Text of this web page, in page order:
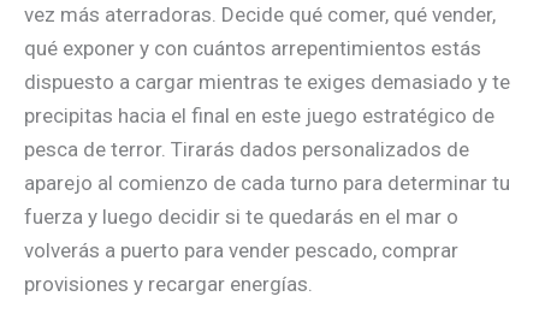
vez más aterradoras. Decide qué comer, qué vender,
qué exponer y con cuántos arrepentimientos estás
dispuesto a cargar mientras te exiges demasiado y te
precipitas hacia el final en este juego estratégico de
pesca de terror. Tirarás dados personalizados de
aparejo al comienzo de cada turno para determinar tu
fuerza y luego decidir si te quedarás en el mar o
volverás a puerto para vender pescado, comprar
provisiones y recargar energías.